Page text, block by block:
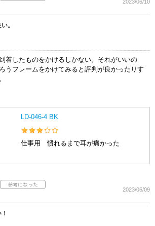
2023/06/10
。
着したものをかけるしかない。それがいいの
うフレームをかけてみると評判が良かったりす
LD-046-4 BK
仕事用 慣れるまで耳が痛かった
2023/06/09